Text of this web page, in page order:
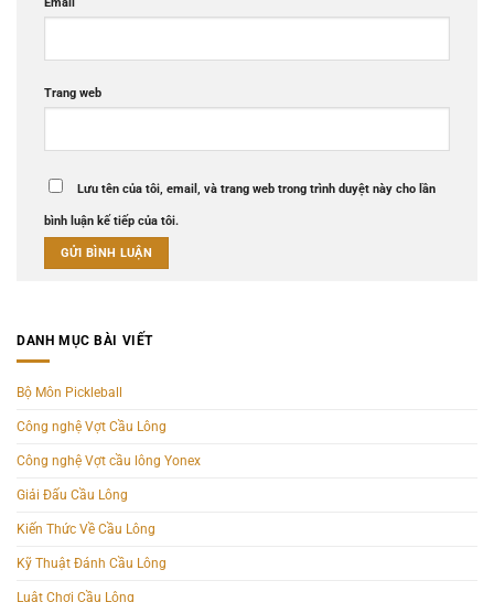
Trang web
Lưu tên của tôi, email, và trang web trong trình duyệt này cho lần
bình luận kế tiếp của tôi.
DANH MỤC BÀI VIẾT
Bộ Môn Pickleball
Công nghệ Vợt Cầu Lông
Công nghệ Vợt cầu lông Yonex
Giải Đấu Cầu Lông
Kiến Thức Về Cầu Lông
Kỹ Thuật Đánh Cầu Lông
Luật Chơi Cầu Lông